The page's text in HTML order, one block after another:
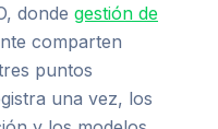
donde gestión de
comparten
puntos
una vez, los